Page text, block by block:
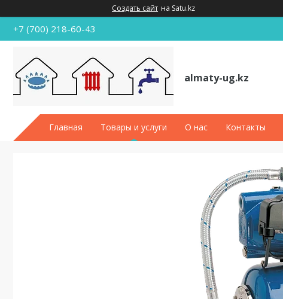
Создать сайт на Satu.kz
+7 (700) 218-60-43
almaty-ug.kz
Главная Товары и услуги О нас Контакты